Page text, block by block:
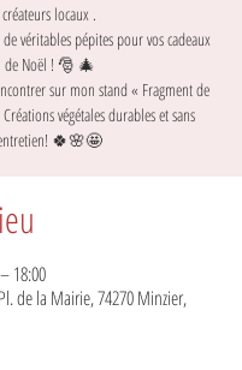
créateurs locaux .
véritables pépites pour vos cadeaux
de Noël ! 🎅 🎄
sur mon stand « Fragment de
végétales durables et sans
18:00
de la Mairie, 74270 Minzier,